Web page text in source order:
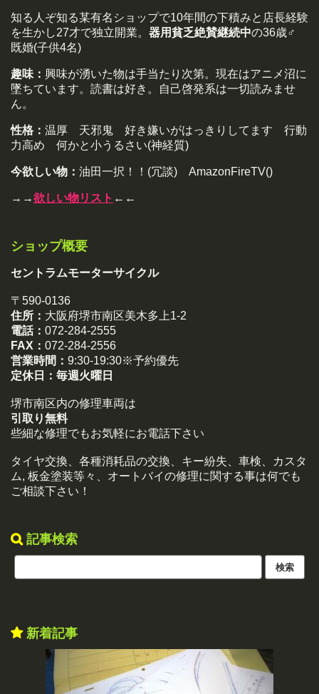
知る人ぞ知る某有名ショップで10年間の下積みと店長経験
を生かし27才で独立開業。 器用貧乏絶賛継続中の36歳♂
既婚(子供4名)
趣味： 興味が湧いた物は手当たり次第。現在はアニメ沼に
墜ちています。読書は好き。自己啓発系は一切読みませ
ん。
性格： 温厚 天邪鬼 好き嫌いがはっきりしてます 行動
力高め 何かと小うるさい(神経質)
今欲しい物： 油田一択！！(冗談) AmazonFireTV()
→→欲しい物リスト ←←
ショップ概要
セントラムモーターサイクル
〒590-0136
住所： 大阪府堺市南区美木多上1-2
電話： 072-284-2555
FAX： 072-284-2556
営業時間： 9:30-19:30※予約優先
定休日： 毎週火曜日
堺市南区内の修理車両は
引取り無料
些細な修理でもお気軽にお電話下さい
タイヤ交換、各種消耗品の交換、キー紛失、車検、カスタ
ム, 板金塗装等々、オートバイの修理に関する事は何でも
ご相談下さい！
記事検索
新着記事